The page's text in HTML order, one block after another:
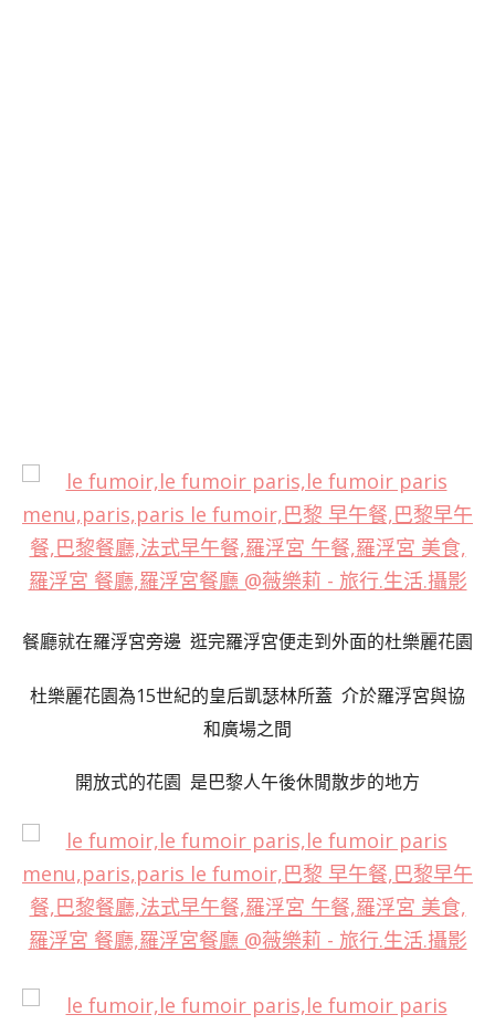
餐廳就在羅浮宮旁邊 逛完羅浮宮便走到外面的杜樂麗花園
杜樂麗花園為15世紀的皇后凱瑟林所蓋 介於羅浮宮與協
和廣場之間
開放式的花園 是巴黎人午後休閒散步的地方